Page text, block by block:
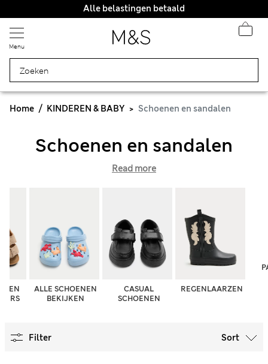
Alle belastingen betaald
Menu
Home KINDEREN & BABY Schoenen en sandalen
Schoenen en sandalen
Read more
EN
ALLE SCHOENEN
BEKIJKEN
CASUAL
SCHOENEN
REGENLAARZEN
Filter Sort